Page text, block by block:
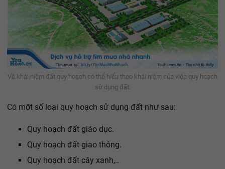
Về khái niệm đất quy hoạch có thể hiểu theo khái niệm của việc quy hoạch
sử dụng đất.
Có một số loại quy hoạch sử dụng đất như sau:
Quy hoạch đất giáo dục.
Quy hoạch đất giao thông.
Quy hoạch đất cây xanh,..